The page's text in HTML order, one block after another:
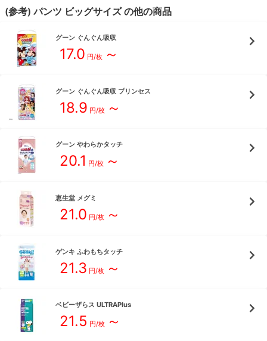
(参考)パンツ ビッグサイズの他の商品
グーン ぐんぐん吸収
17.0 円/枚 ～
グーン ぐんぐん吸収 プリンセス
18.9 円/枚 ～
グーン やわらかタッチ
20.1 円/枚 ～
恵生堂 メグミ
21.0 円/枚 ～
ゲンキ ふわもちタッチ
21.3 円/枚 ～
ベビーザらス ULTRAPlus
21.5 円/枚 ～